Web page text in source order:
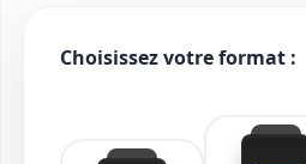
Choisissez votre format :